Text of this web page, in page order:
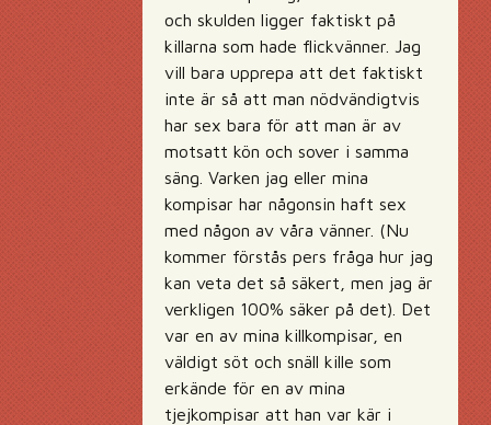
och skulden ligger faktiskt på
killarna som hade flickvänner. Jag
vill bara upprepa att det faktiskt
inte är så att man nödvändigtvis
har sex bara för att man är av
motsatt kön och sover i samma
säng. Varken jag eller mina
kompisar har någonsin haft sex
med någon av våra vänner. (Nu
kommer förstås pers fråga hur jag
kan veta det så säkert, men jag är
verkligen 100% säker på det). Det
var en av mina killkompisar, en
väldigt söt och snäll kille som
erkände för en av mina
tjejkompisar att han var kär i